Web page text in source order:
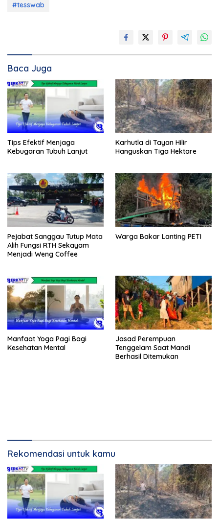
#tesswab
Baca Juga
Tips Efektif Menjaga
Kebugaran Tubuh Lanjut
Karhutla di Tayan Hilir
Hanguskan Tiga Hektare
Pejabat Sanggau Tutup Mata
Alih Fungsi RTH Sekayam
Menjadi Weng Coffee
Warga Bakar Lanting PETI
Manfaat Yoga Pagi Bagi
Kesehatan Mental
Jasad Perempuan
Tenggelam Saat Mandi
Berhasil Ditemukan
Rekomendasi untuk kamu